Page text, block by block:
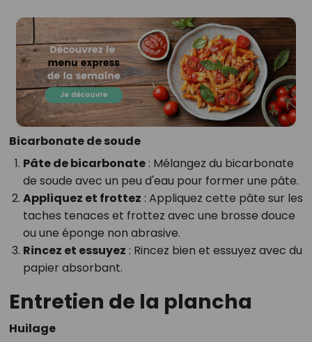
Bicarbonate de soude
Pâte de bicarbonate: Mélangez du bicarbonate
de soude avec un peu d'eau pour former une pâte.
Appliquez et frottez : Appliquez cette pâte sur les
taches tenaces et frottez avec une brosse douce
ou une éponge non abrasive.
Rincez et essuyez : Rincez bien et essuyez avec du
papier absorbant.
Entretien de la plancha
Huilage